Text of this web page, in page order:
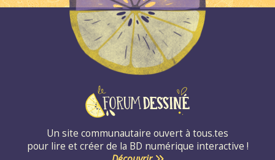
Un site communautaire ouvert à tous.tes
pour lire et créer de la BD numérique interactive !